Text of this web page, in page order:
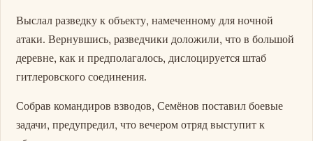
Выслал разведку к объекту, намеченному для ночной
атаки. Вернувшись, разведчики доложили, что в большой
деревне, как и предполагалось, дислоцируется штаб
гитлеровского соединения.
Собрав командиров взводов, Семёнов поставил боевые
задачи, предупредил, что вечером отряд выступит к